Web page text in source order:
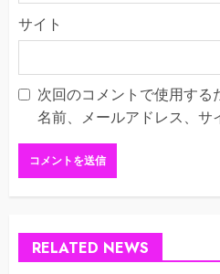
サイト
次回のコメントで使用す
名前、メールアドレス、サ
RELATED NEWS